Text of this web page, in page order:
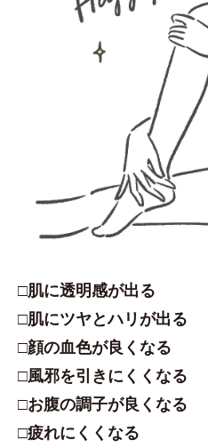
□肌に透明感が出る
□肌にツヤとハリが出る
□顔の血色が良くなる
□風邪を引きにくくなる
□お腹の調子が良くなる
□疲れにくくなる